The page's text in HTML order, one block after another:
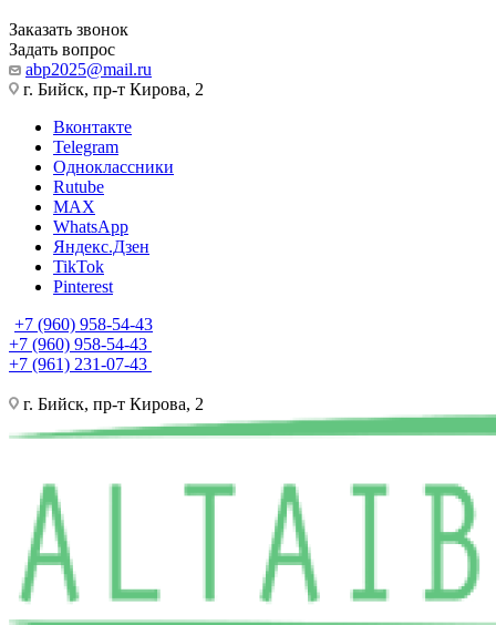
Заказать звонок
Задать вопрос
abp2025@mail.ru
г. Бийск, пр-т Кирова, 2
Вконтакте
Telegram
Одноклассники
Rutube
MAX
WhatsApp
Яндекс.Дзен
TikTok
Pinterest
+7 (960) 958-54-43
+7 (960) 958-54-43
+7 (961) 231-07-43
г. Бийск, пр-т Кирова, 2